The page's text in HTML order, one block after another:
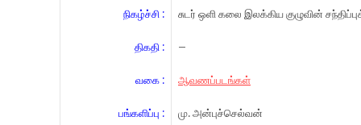
நிகழ்ச்சி :
திகதி :
வகை :
பங்களிப்பு :
சுடர் ஒளி கலை இலக்கிய குழுவின்
–
ஆவணப்படங்கள்
மு. அன்புச்செல்வன்